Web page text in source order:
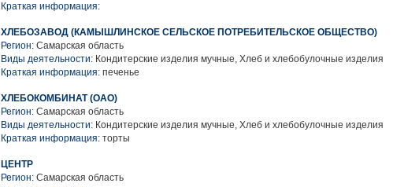
Краткая информация:
ХЛЕБОЗАВОД (КАМЫШЛИНСКОЕ СЕЛЬСКОЕ ПОТРЕБИТЕЛЬСКОЕ ОБЩЕСТВО)
Регион: Самарская область
Виды деятельности: Кондитерские изделия мучные, Хлеб и хлебобулочные изделия
Краткая информация: печенье
ХЛЕБОКОМБИНАТ (ОАО)
Регион: Самарская область
Виды деятельности: Кондитерские изделия мучные, Хлеб и хлебобулочные изделия
Краткая информация: торты
ЦЕНТР
Регион: Самарская область